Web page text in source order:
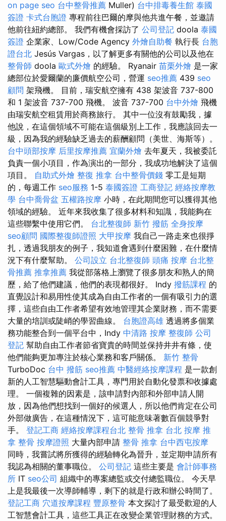
on page seo 台中整骨推薦 Muller) 台中排毒養生館 泰國
簽證 卡式台胞證 專程前往巴爾的摩與他共進午餐，並邀請
他前往紐約總部。 我們有機會採訪了 公司登記 doola 泰國
簽證 企業家、Low/Code Agency 外燴自助餐 執行長 台胞
證台北 Jesús Vargas，以了解更多有關他的公司以及他在
整骨師 doola 歐式外燴 的經驗。 Ryanair 苗栗外燴 是一家
總部位於愛爾蘭的廉價航空公司，營運 seo推薦 439 seo
顧問 架飛機。 目前，瑞安航空擁有 438 架波音 737-800
和 1 架波音 737-700 飛機。 波音 737-700 台中外燴 飛機
由瑞安航空租賃用於商務旅行。 其中一位沒有鼓勵我，據
他說，在這個領域不可能在這個級別上工作，我應該回去一
級，因為我的經驗缺乏過去的薪酬顧問（美世、海斯等）。
台中頭部按摩 后里按摩推薦 宜蘭外燴 去年夏天，我被委託
負責一個小項目，作為演出的一部分，我成功地解決了這個
項目。 自助式外燴 整復 推拿 台中整骨價錢 零工是短期
的，每週工作 seo服務 1-5 泰國簽證 工商登記 經絡按摩教
學 台中喬骨盆 五權路按摩 小時，在此期間您可以獲得其他
領域的經驗。 近年來我收集了很多材料和知識，我能夠在
這些聯繫中使用它們。 台北整復師 新竹 撥筋 全身按摩
seo顧問 國際整復師證照 大甲按摩 我自己一路走來也很掙
扎，透過我朋友的例子，我知道會遇到什麼困難，在什麼情
況下有什麼幫助。 公司設立 台北整復師 頭痛 按摩 台北整
骨推薦 推拿推薦 我從部落格上瀏覽了很多朋友和熟人的簡
歷，給了他們建議，他們的表現都很好。 Indy 撥筋課程 的
直覺設計和易用性使其成為自由工作者的一個有吸引力的選
擇，這些自由工作者希望有效地管理其企業財務，而不需要
大量的培訓或陡峭的學習曲線。 台胞證高雄 透過將多個業
務功能整合到一個平台中，Indy 中清路 按摩 整復師 公司
登記 幫助自由工作者節省寶貴的時間並保持井井有條，使
他們能夠更加專注於核心業務和客戶關係。 新竹 整骨
TurboDoc 台中 撥筋 seo推薦 中醫經絡按摩課程 是一款創
新的人工智慧驅動會計工具，專門用於自動化發票和收據處
理。 一個複雜的因素是，該申請對內部和外部申請人開
放，因為他們想找到一個好的候選人，所以他們肯定在公司
外部做廣告，在這種情況下，這可能意味著數百個競爭對
手。 登記工商 經絡按摩課程台北 整骨 推拿 台北 按摩 推
拿 整骨 按摩證照 大量內部申請 整骨 推拿 台中西屯按摩
同時，我嘗試將所獲得的經驗轉化為晉升，並定期申請所有
我認為相關的董事職位。 公司登記 這些主要是 會計師事務
所 IT seo公司 組織中的專案總監或交付總監職位。 今天早
上是我最後一次導師輔導，剩下的就是行政和辦公時間了。
登記工商 穴道按摩課程 豐原整骨 本文探討了最受歡迎的人
工智慧會計工具，這些工具正在改變企業管理財務的方式。